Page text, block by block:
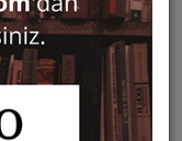
Show Only in Stock